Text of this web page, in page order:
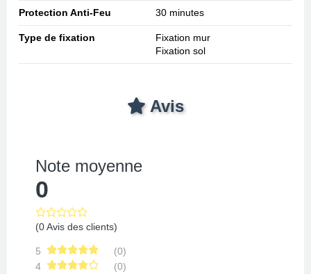
Protection Anti-Feu 30 minutes
Type de fixation
Fixation mur
Fixation sol
Avis
Note moyenne
0
(0 Avis des clients)
5
(0)
4
(0)